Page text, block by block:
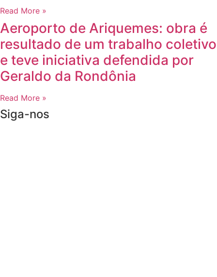
Read More »
Aeroporto de Ariquemes: obra é
resultado de um trabalho coletivo
e teve iniciativa defendida por
Geraldo da Rondônia
Read More »
Siga-nos